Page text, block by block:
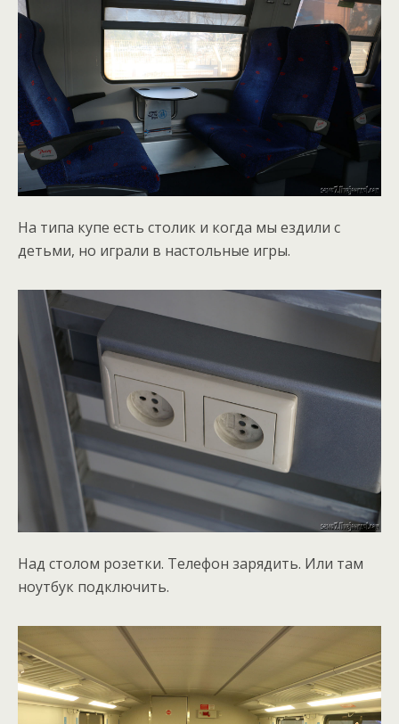
На типа купе есть столик и когда мы ездили с
детьми, но играли в настольные игры.
Над столом розетки. Телефон зарядить. Или там
ноутбук подключить.